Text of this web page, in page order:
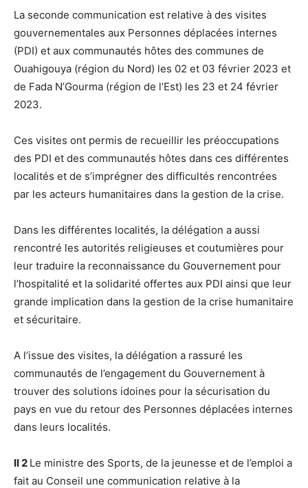
La seconde communication est relative à des visites
gouvernementales aux Personnes déplacées internes
(PDI) et aux communautés hôtes des communes de
Ouahigouya (région du Nord) les 02 et 03 février 2023 et
de Fada N’Gourma (région de l’Est) les 23 et 24 février
2023.
Ces visites ont permis de recueillir les préoccupations
des PDI et des communautés hôtes dans ces différentes
localités et de s’imprégner des difficultés rencontrées
par les acteurs humanitaires dans la gestion de la crise.
Dans les différentes localités, la délégation a aussi
rencontré les autorités religieuses et coutumières pour
leur traduire la reconnaissance du Gouvernement pour
l’hospitalité et la solidarité offertes aux PDI ainsi que leur
grande implication dans la gestion de la crise humanitaire
et sécuritaire.
A l’issue des visites, la délégation a rassuré les
communautés de l’engagement du Gouvernement à
trouver des solutions idoines pour la sécurisation du
pays en vue du retour des Personnes déplacées internes
dans leurs localités.
II 2 Le ministre des Sports, de la jeunesse et de l’emploi a
fait au Conseil une communication relative à la